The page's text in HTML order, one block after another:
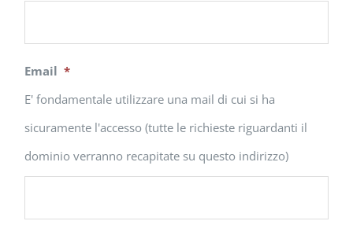
Email *
E' fondamentale utilizzare una mail di cui si ha
sicuramente l'accesso (tutte le richieste riguardanti il
dominio verranno recapitate su questo indirizzo)